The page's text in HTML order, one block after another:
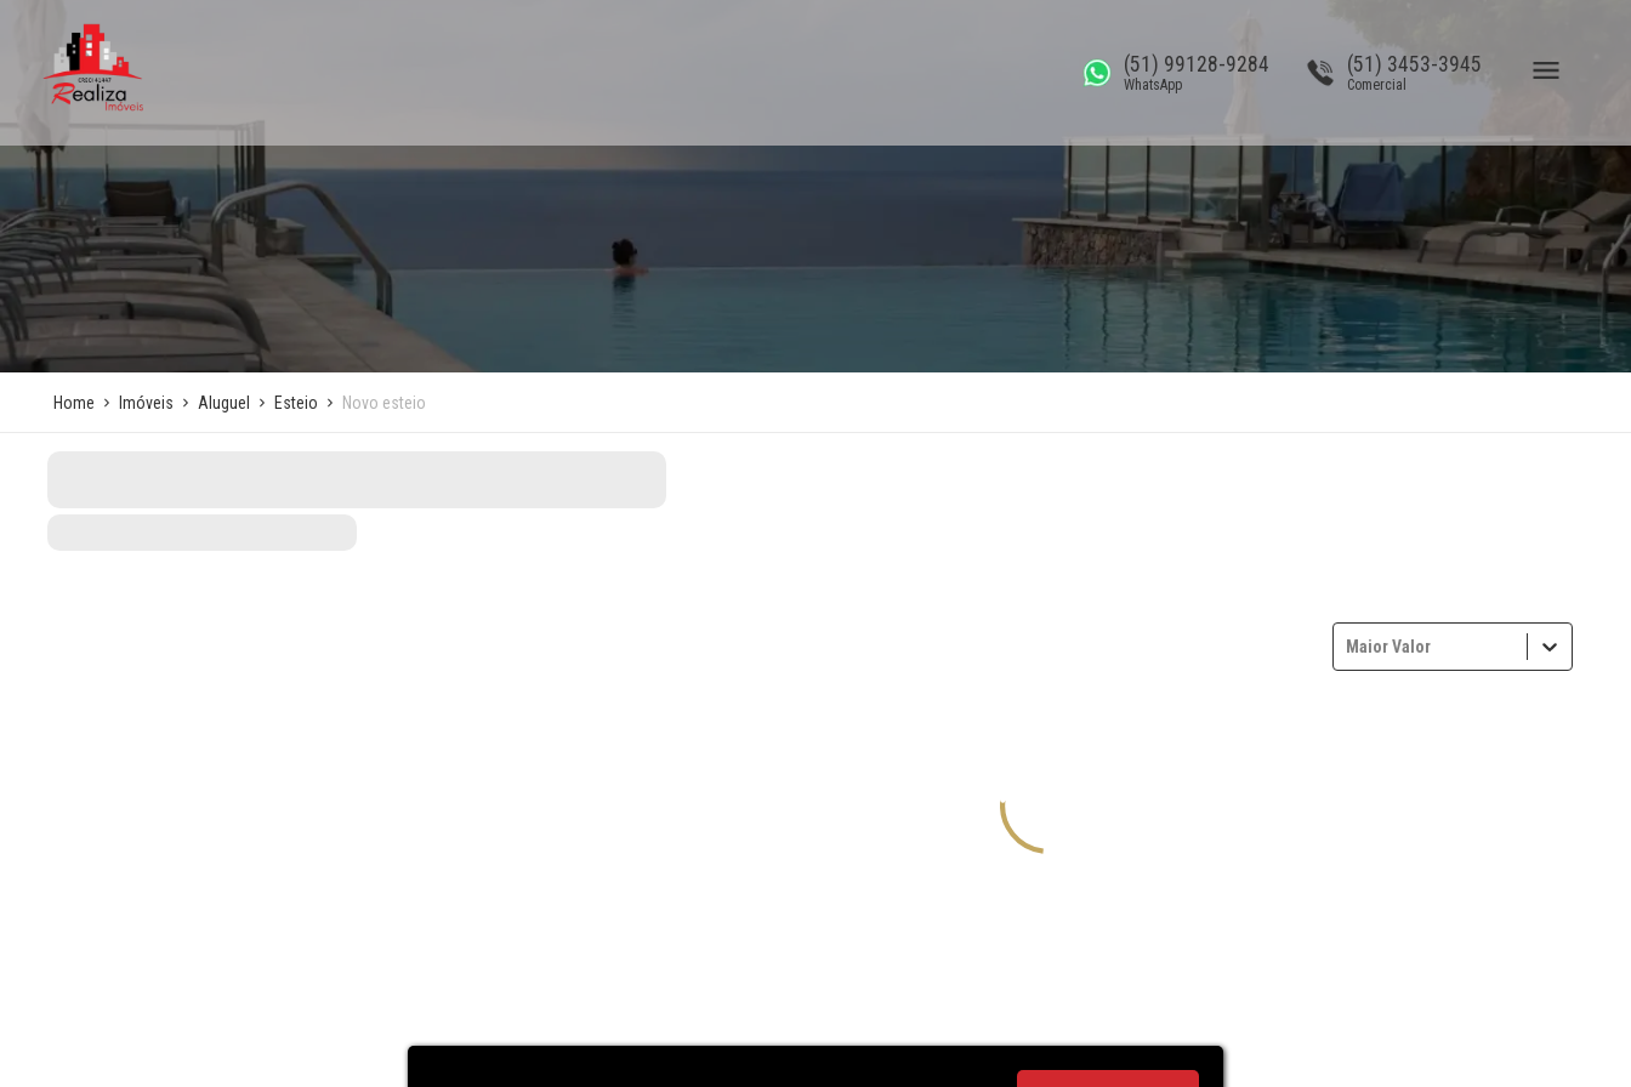
(51) 99128-9284
WhatsApp
(51) 3453-3945
Comercial
Home Imóveis Aluguel Esteio Novo esteio
Maior Valor